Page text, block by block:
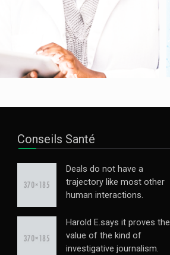
Conseils Santé
Deals do not have a
trajectory like most other
human interactions.
Harold E.says it proves the
value of the kind of
investigative journalism.